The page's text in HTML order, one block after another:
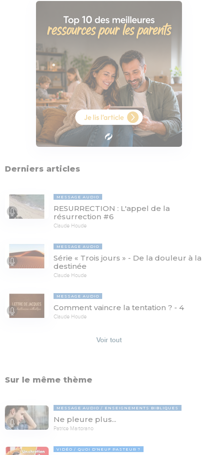
Derniers articles
MESSAGE AUDIO
RESURRECTION : L'appel de la
résurrection #6
Claude Houde
MESSAGE AUDIO
Série « Trois jours » - De la douleur à la
destinée
Claude Houde
MESSAGE AUDIO
Comment vaincre la tentation ? - 4
Claude Houde
Voir tout
Sur le même thème
MESSAGE AUDIO ENSEIGNEMENTS BIBLIQUES
Ne pleure plus...
Patrice Martorano
VIDÉO QUOI D'NEUF PASTEUR ?